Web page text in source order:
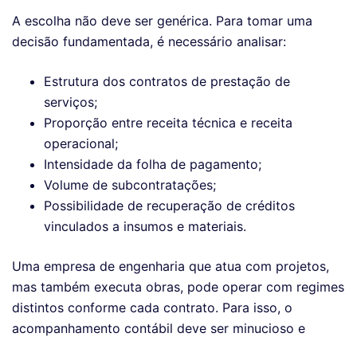
A escolha não deve ser genérica. Para tomar uma
decisão fundamentada, é necessário analisar:
Estrutura dos contratos de prestação de
serviços;
Proporção entre receita técnica e receita
operacional;
Intensidade da folha de pagamento;
Volume de subcontratações;
Possibilidade de recuperação de créditos
vinculados a insumos e materiais.
Uma empresa de engenharia que atua com projetos,
mas também executa obras, pode operar com regimes
distintos conforme cada contrato. Para isso, o
acompanhamento contábil deve ser minucioso e